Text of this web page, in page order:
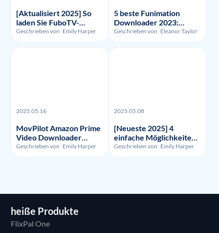
[Aktualisiert 2025] So
laden Sie FuboTV-
Aufnahmen und -Videos
herunter?
Geschrieben von Emily Harper
5 beste Funimation
Downloader 2023:
Getestet und verglichen
Geschrieben von Eleanor Taylor
2025.05.16
MovPilot Amazon Prime
Video Downloader
Bewertung - Illegalität,
Nutzung und Preis
Geschrieben von Emily Harper
2025.05.08
[Neueste 2025] 4
einfache Möglichkeiten,
um HBO Max
aufzunehmen
Geschrieben von Emily Harper
heiße Produkte
FlixPal One